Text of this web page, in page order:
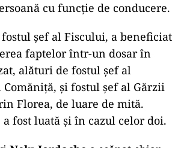
cu funcţie de conducere.
fostul șef al Fiscului, a beneficiat
faptelor într-un dosar în
alături de fostul șef al
și fostul șef al Gărzii
Florea, de luare de mită.
a fost luată și în cazul celor doi.